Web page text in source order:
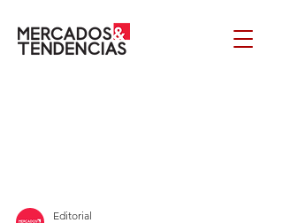
Editorial